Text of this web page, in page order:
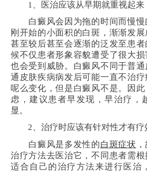
1、医治应该从早期就重视起来
白癜风会因为拖的时间而慢慢
刚开始的小面积的白斑，渐渐发展
甚至较后甚至会逐渐的泛发至患
候不仅患者形象容貌遭受了很大
也会受到威胁。白癜风不同于普
通皮肤疾病病发后可能一直不治
呢么变化，但是白癜风不是。因
虑，建议患者早发现，早治疗，
显。
2、治疗时应该有针对性才有疗
白癜风是多发性的白斑症状
治疗方法去医治它，不同患者需
适合自己的治疗方法来进行医治